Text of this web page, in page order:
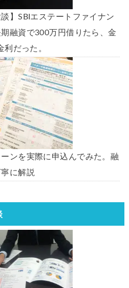
】SBIエステートファイナン
融資で300万円借りたら、金
だった。
ンを実際に申込んでみた。融
に解説